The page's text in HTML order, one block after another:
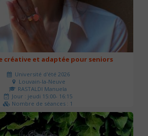
créative et adaptée pour seniors
Université d'été 2026
Louvain-la-Neuve
RASTALDI Manuela
Jour : jeudi 15:00- 16:15
Nombre de séances : 1
0 €